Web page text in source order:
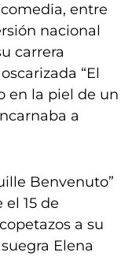
entre
nacional
carrera
“El
en la piel de un
a
Benvenuto”
15 de
a su
Elena